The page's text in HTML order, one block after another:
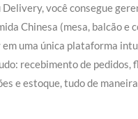
Delivery, você consegue
Chinesa (mesa, balcão e
uma única plataforma
recebimento de pedidos,
e estoque, tudo de